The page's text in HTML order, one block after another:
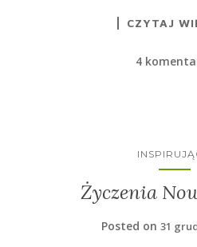
CZYTAJ
4
Życzenia
Posted on 31